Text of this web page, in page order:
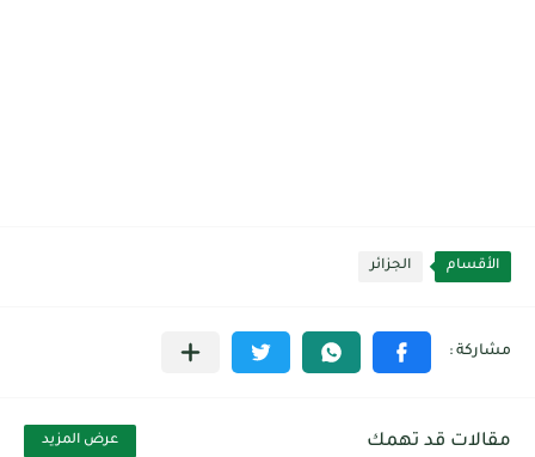
الأقسام الجزائر
مقالات قد تهمك عرض المزيد